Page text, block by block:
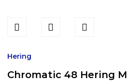
Hering
Chromatic 48 Hering